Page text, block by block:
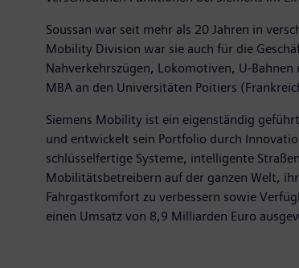
Soussan war seit mehr als 20 Jahren in
Mobility Division war sie auch für die
Nahverkehrszügen, Lokomotiven, U-
MBA an den Universitäten Poitiers
Siemens Mobility ist ein eigenständig
und entwickelt sein Portfolio durch
schlüsselfertige Systeme, intelligente
Mobilitätsbetreibern auf der ganzen Welt,
Fahrgastkomfort zu verbessern sowie
einen Umsatz von 8,9 Milliarden Euro